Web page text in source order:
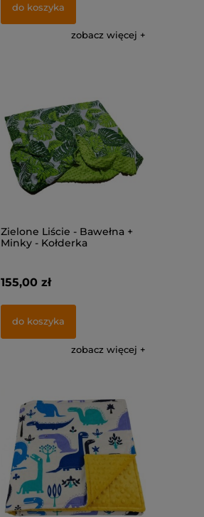
do koszyka
zobacz więcej
Zielone Liście - Bawełna +
Minky - Kołderka
155,00 zł
do koszyka
zobacz więcej